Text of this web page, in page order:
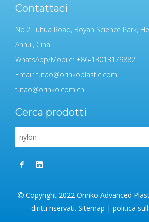
Contattaci
No.2 Luhua Road, Boyan Science Park,
Anhui, Cina
WhatsApp/Mobile: +86-13013179882
Email:futao@orinkoplastic.com
futao@orinko.com.cn
Cerca prodotti
Copyright 2022 Orinko Advanced
diritti riservati. Sitemap | politica